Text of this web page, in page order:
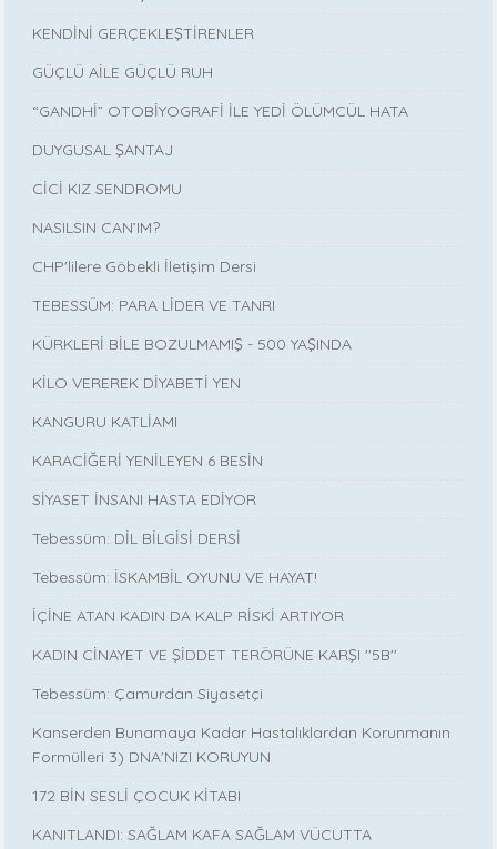
KENDİNİ GERÇEKLEŞTİRENLER
GÜÇLÜ AİLE GÜÇLÜ RUH
“GANDHİ” OTOBİYOGRAFİ İLE YEDİ ÖLÜMCÜL HATA
DUYGUSAL ŞANTAJ
CİCİ KIZ SENDROMU
NASILSIN CAN’IM?
CHP'lilere Göbekli İletişim Dersi
TEBESSÜM: PARA LİDER VE TANRI
KÜRKLERİ BİLE BOZULMAMIŞ - 500 YAŞINDA
KİLO VEREREK DİYABETİ YEN
KANGURU KATLİAMI
KARACİĞERİ YENİLEYEN 6 BESİN
SİYASET İNSANI HASTA EDİYOR
Tebessüm: DİL BİLGİSİ DERSİ
Tebessüm: İSKAMBİL OYUNU VE HAYAT!
İÇİNE ATAN KADIN DA KALP RİSKİ ARTIYOR
KADIN CİNAYET VE ŞİDDET TERÖRÜNE KARŞI ''5B''
Tebessüm: Çamurdan Siyasetçi
Kanserden Bunamaya Kadar Hastalıklardan Korunmanın
Formülleri 3) DNA'NIZI KORUYUN
172 BİN SESLİ ÇOCUK KİTABI
KANITLANDI: SAĞLAM KAFA SAĞLAM VÜCUTTA